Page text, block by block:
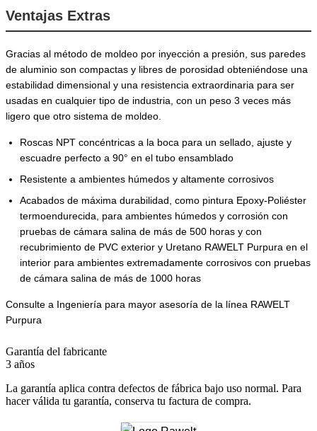
Ventajas Extras
Gracias al método de moldeo por inyección a presión, sus paredes
de aluminio son compactas y libres de porosidad obteniéndose una
estabilidad dimensional y una resistencia extraordinaria para ser
usadas en cualquier tipo de industria, con un peso 3 veces más
ligero que otro sistema de moldeo.
Roscas NPT concéntricas a la boca para un sellado, ajuste y
escuadre perfecto a 90° en el tubo ensamblado
Resistente a ambientes húmedos y altamente corrosivos
Acabados de máxima durabilidad, como pintura Epoxy-Poliéster
termoendurecida, para ambientes húmedos y corrosión con
pruebas de cámara salina de más de 500 horas y con
recubrimiento de PVC exterior y Uretano RAWELT Purpura en el
interior para ambientes extremadamente corrosivos con pruebas
de cámara salina de más de 1000 horas
Consulte a Ingeniería para mayor asesoría de la línea RAWELT
Purpura
Garantía del fabricante
3 años
La garantía aplica contra defectos de fábrica bajo uso normal. Para
hacer válida tu garantía, conserva tu factura de compra.